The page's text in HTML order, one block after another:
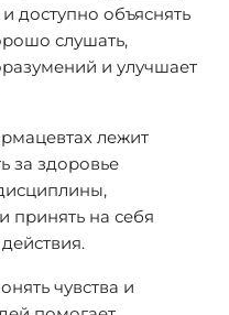
доступно объяснять
слушать,
и улучшает
лежит
за здоровье
принять на себя
чувства и